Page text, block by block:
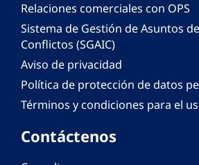
Relaciones comerciales con OPS
Sistema de Gestión de Asuntos
Conflictos (SGAIC)
Aviso de privacidad
Política de protección de datos
Términos y condiciones para el
Contáctenos